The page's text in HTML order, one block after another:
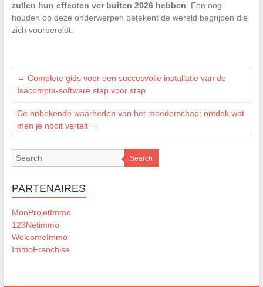
zullen hun effecten ver buiten 2026 hebben. Een oog
houden op deze onderwerpen betekent de wereld begrijpen die
zich voorbereidt.
← Complete gids voor een succesvolle installatie van de
Isacompta-software stap voor stap
De onbekende waarheden van het moederschap: ontdek wat
men je nooit vertelt →
Search
PARTENAIRES
MonProjetImmo
123Netimmo
WelcomeImmo
ImmoFranchise